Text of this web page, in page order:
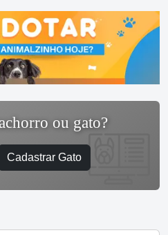
ou gato?
Cadastrar Gato